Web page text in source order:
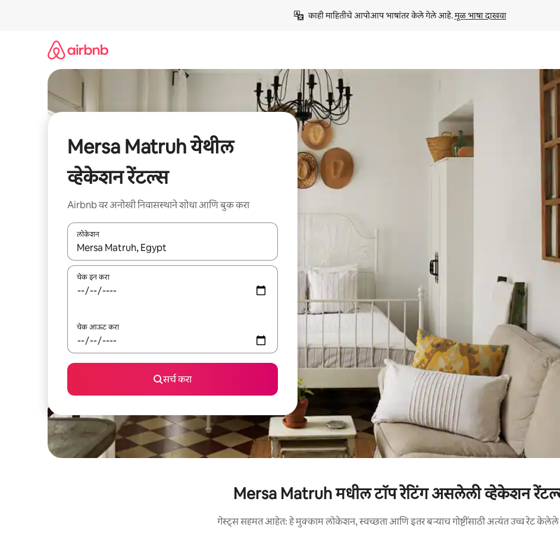
काही माहितीचे आपोआप भाषांतर केले गेले आहे. मूळ भाषा दाखवा
Mersa Matruh येथील
व्हेकेशन रेंटल्स
Airbnb वर अनोखी निवासस्थाने शोधा आणि बुक करा
लोकेशन
जेव्हा परिणाम उपलब्ध असतील, तेव्हा वरच्या आणि खाली बाणांच्या किजसह नेव्हिगेट करा किंवा स्पर्शाने स्वाइप जेश्चर्स वापरून एक्सप्लोर करा.
चेक इन करा
चेक आऊट करा
सर्च करा
Mersa Matruh मधील टॉप रेटिंग असलेली व्हेकेशन
गेस्ट्स सहमत आहेत: हे मुक्काम लोकेशन, स्वच्छता आणि इतर बऱ्याच गोष्टींसाठी अत्यंत उच्च रेट